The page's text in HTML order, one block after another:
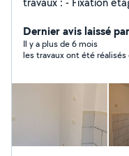
montage meubles en
Dernier avis laissé
Il y a plus de 6 mois
les travaux ont été